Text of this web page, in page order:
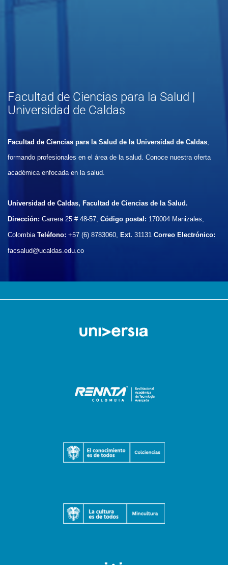
Facultad de Ciencias para la Salud |
Universidad de Caldas
Facultad de Ciencias para la Salud de la Universidad de Caldas,
formando profesionales en el área de la salud. Conoce nuestra oferta
académica enfocada en la salud.
Universidad de Caldas, Facultad de Ciencias de la Salud.
Dirección: Carrera 25 # 48-57, Código postal: 170004 Manizales,
Colombia Teléfono: +57 (6) 8783060, Ext. 31131 Correo Electrónico:
facsalud@ucaldas.edu.co